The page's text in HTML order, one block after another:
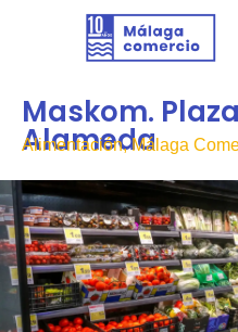
Maskom.
Alameda
Alimentación, Málaga